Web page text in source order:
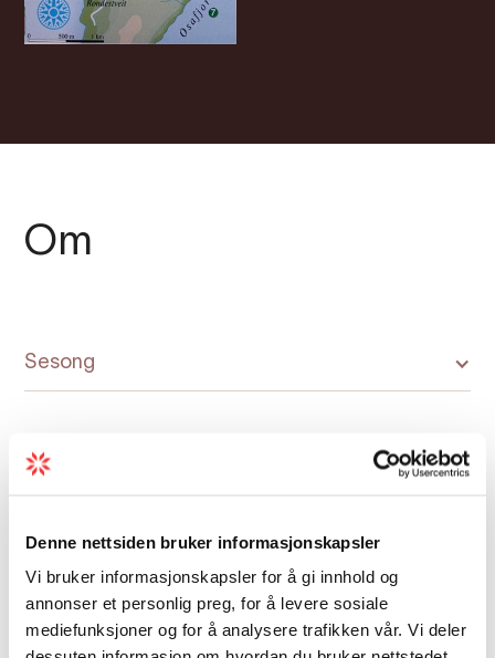
Denne nettsiden bruker informasjonskapsler
Vi bruker informasjonskapsler for å gi innhold og
annonser et personlig preg, for å levere sosiale
mediefunksjoner og for å analysere trafikken vår. Vi deler
Om
Sesong
Kart